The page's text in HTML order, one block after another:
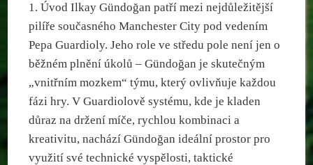
1. Úvod Ilkay Gündoğan patří mezi nejdůležitější
pilíře současného Manchester City pod vedením
Pepa Guardioly. Jeho role ve středu pole není jen o
běžném plnění úkolů – Gündoğan je skutečným
„vnitřním mozkem“ týmu, který ovlivňuje každou
fázi hry. V Guardiolově systému, kde je kladen
důraz na držení míče, rychlou kombinaci a
kreativitu, nachází Gündoğan ideální prostor pro
využití své technické vyspělosti, taktické